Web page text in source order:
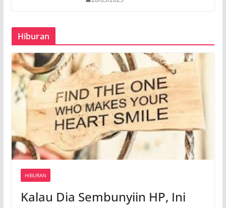
Hiburan
HIBURAN
Kalau Dia Sembunyiin HP, Ini